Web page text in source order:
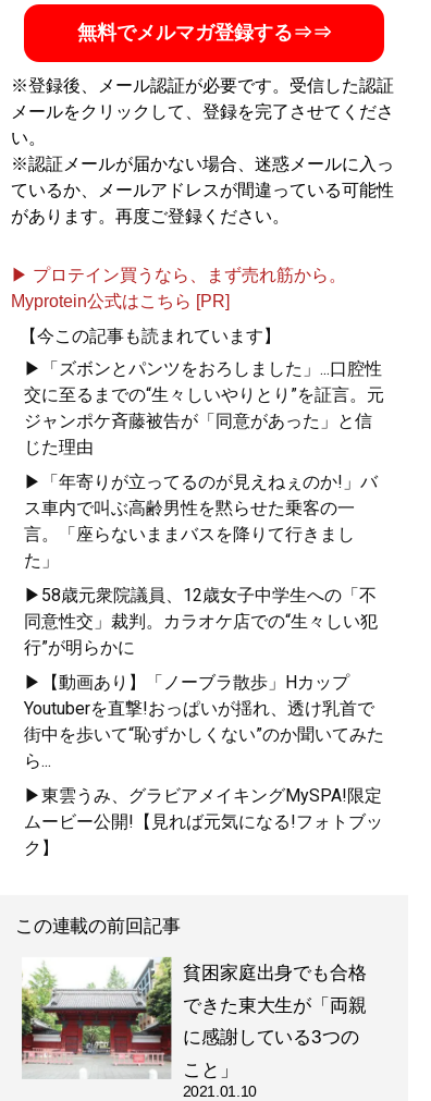
MENSA会員。（Xアカウント:
@Temma_Fusegawa
目標達成のための最短ル
ート、最小コストの具体
的な方法が満載
『人生を切りひらく 最高
週3バイトしながら東大に
合格した著者が明かす
『東大合格はいくらで買
東大生100人調査でわかっ
た教育投資の正解 (星海
記事一覧へ
無料でメルマガ登録する⇒⇒
※登録後、メール認証が必要です。受信した認証
メールをクリックして、登録を完了させてくださ
い。
※認証メールが届かない場合、迷惑メールに入っ
ているか、メールアドレスが間違っている可能性
があります。再度ご登録ください。
▶ プロテイン買うなら、まず売れ筋から。
Myprotein公式はこちら [PR]
【今この記事も読まれています】
▶「ズボンとパンツをおろしました」...口腔性
交に至るまでの“生々しいやりとり”を証言。元
ジャンポケ斉藤被告が「同意があった」と信
じた理由
▶「年寄りが立ってるのが見えねぇのか!」バ
ス車内で叫ぶ高齢男性を黙らせた乗客の一
言。「座らないままバスを降りて行きまし
た」
▶58歳元衆院議員、12歳女子中学生への「不
同意性交」裁判。カラオケ店での“生々しい犯
行”が明らかに
▶【動画あり】「ノーブラ散歩」Hカップ
Youtuberを直撃!おっぱいが揺れ、透け乳首で
街中を歩いて“恥ずかしくない”のか聞いてみた
ら...
▶東雲うみ、グラビアメイキングMySPA!限定
ムービー公開!【見れば元気になる!フォトブッ
ク】
この連載の前回記事
貧困家庭出身でも合格
できた東大生が「両親
に感謝している3つの
こと」
2021.01.10